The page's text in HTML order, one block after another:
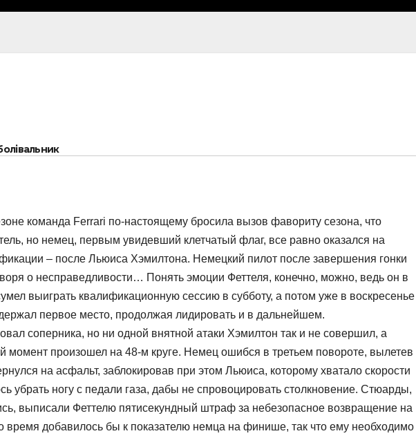
команда Ferrari по-настоящему бросила вызов фавориту сезона, что
но немец, первым увидевший клетчатый флаг, все равно оказался на
– после Льюиса Хэмилтона. Немецкий пилот после завершения гонки
о несправедливости… Понять эмоции Феттеля, конечно, можно, ведь он в
выиграть квалификационную сессию в субботу, а потом уже в воскресенье
первое место, продолжая лидировать и в дальнейшем.
соперника, но ни одной внятной атаки Хэмилтон так и не совершил, а
момент произошел на 48-м круге. Немец ошибся в третьем повороте, вылетев
на асфальт, заблокировав при этом Льюиса, которому хватало скорости
убрать ногу с педали газа, дабы не спровоцировать столкновение. Стюарды,
выписали Феттелю пятисекундный штраф за небезопасное возвращение на
время добавилось бы к показателю немца на финише, так что ему необходимо